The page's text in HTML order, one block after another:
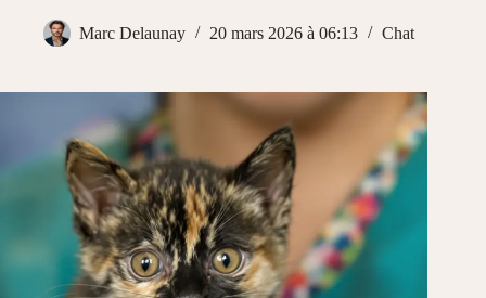
Marc Delaunay 20 mars 2026 à 06:13 Chat